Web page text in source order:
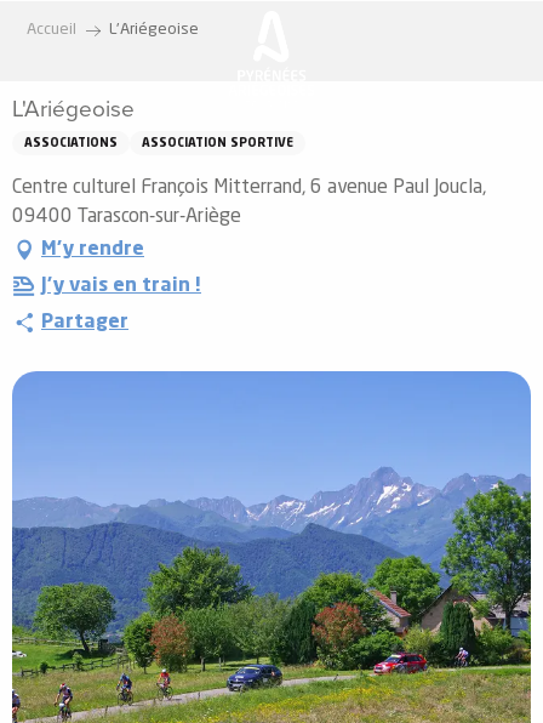
principal
Accueil L'Ariégeoise
L'Ariégeoise
ASSOCIATIONS ASSOCIATION SPORTIVE
Centre culturel François Mitterrand, 6 avenue Paul Joucla,
09400 Tarascon-sur-Ariège
M'y rendre
J'y vais en train !
Partager